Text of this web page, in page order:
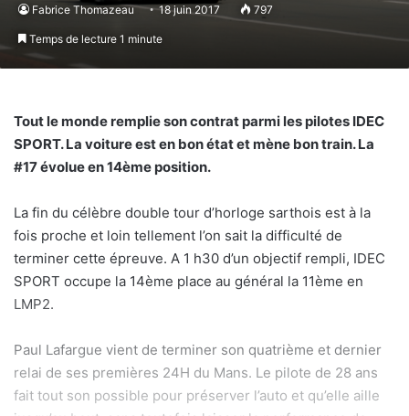
Fabrice Thomazeau 18 juin 2017 797
Temps de lecture 1 minute
Tout le monde remplie son contrat parmi les pilotes IDEC
SPORT. La voiture est en bon état et mène bon train. La
#17 évolue en 14ème position.
La fin du célèbre double tour d’horloge sarthois est à la
fois proche et loin tellement l’on sait la difficulté de
terminer cette épreuve. A 1 h30 d’un objectif rempli, IDEC
SPORT occupe la 14ème place au général la 11ème en
LMP2.
Paul Lafargue vient de terminer son quatrième et dernier
relai de ses premières 24H du Mans. Le pilote de 28 ans
fait tout son possible pour préserver l’auto et qu’elle aille